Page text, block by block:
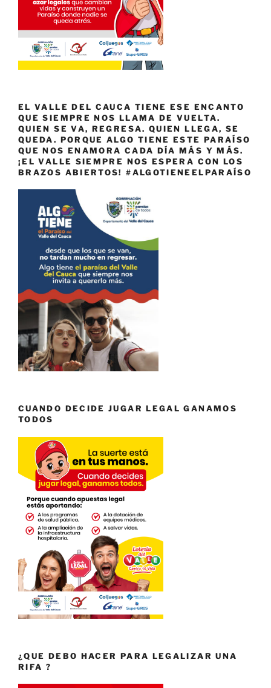
EL VALLE DEL CAUCA TIENE ESE ENCANTO
QUE SIEMPRE NOS LLAMA DE VUELTA.
QUIEN SE VA, REGRESA. QUIEN LLEGA, SE
QUEDA. PORQUE ALGO TIENE ESTE PARAÍSO
QUE NOS ENAMORA CADA DÍA MÁS Y MÁS.
¡EL VALLE SIEMPRE NOS ESPERA CON LOS
BRAZOS ABIERTOS! #ALGOTIENEELPARAÍSO
CUANDO DECIDE JUGAR LEGAL GANAMOS
TODOS
¿QUE DEBO HACER PARA LEGALIZAR UNA
RIFA ?